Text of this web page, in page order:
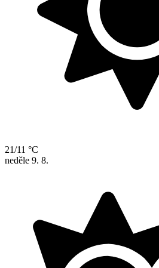
21/11 °C
neděle 9. 8.